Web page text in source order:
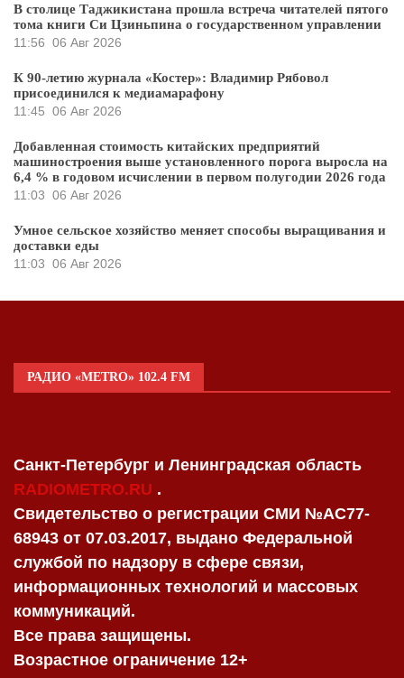
В столице Таджикистана прошла встреча читателей пятого
тома книги Си Цзиньпина о государственном управлении
11:56 06 Авг 2026
К 90-летию журнала «Костер»: Владимир Рябовол
присоединился к медиамарафону
11:45 06 Авг 2026
Добавленная стоимость китайских предприятий
машиностроения выше установленного порога выросла на
6,4 % в годовом исчислении в первом полугодии 2026 года
11:03 06 Авг 2026
Умное сельское хозяйство меняет способы выращивания и
доставки еды
11:03 06 Авг 2026
РАДИО «METRO» 102.4 FM
Санкт-Петербург и Ленинградская область
RADIOMETRO.RU .
Свидетельство о регистрации СМИ №AC77-
68943 от 07.03.2017, выдано Федеральной
службой по надзору в сфере связи,
информационных технологий и массовых
коммуникаций.
Все права защищены.
Возрастное ограничение 12+